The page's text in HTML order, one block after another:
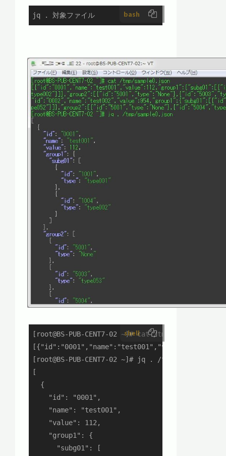
bash
jq . 対象ファイル
shell
[root@BS-PUB-CENT7-02 ~]# cat /tmp/sample0.json
[root@BS-PUB-CENT7-02 ~]# jq . /tmp/sample0.json
[
  {
    "id": "0001",
    "name": "test001",
    "value": 112,
    "group1": {
      "subg01": [